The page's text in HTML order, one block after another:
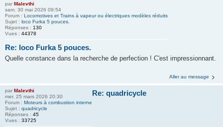
par Malevthi
sam. 30 mai 2026 09:54
Forum : Locomotives et Trains à vapeur ou électriques modèles réduits
Sujet : loco Furka 5 pouces.
Réponses : 130
Vues : 44378
Re: loco Furka 5 pouces.
Quelle constance dans la recherche de perfection ! C'est impressionnant.
Aller au message
par Malevthi
mer. 25 mars 2026 20:30
Forum : Moteurs à combustion interne
Sujet : quadricycle
Réponses : 45
Vues : 33725
Re: quadricycle